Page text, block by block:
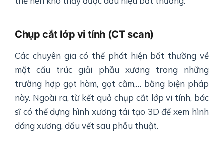
Chụp cắt lớp vi tính (CT scan)
Các chuyên gia có thể phát hiện bất thường về
mặt cấu trúc giải phẫu xương trong những
trường hợp gọt hàm, gọt cằm,… bằng biện pháp
này. Ngoài ra, từ kết quả chụp cắt lớp vi tính, bác
sĩ có thể dựng hình xương tái tạo 3D để xem hình
dáng xương, dấu vết sau phẫu thuật.